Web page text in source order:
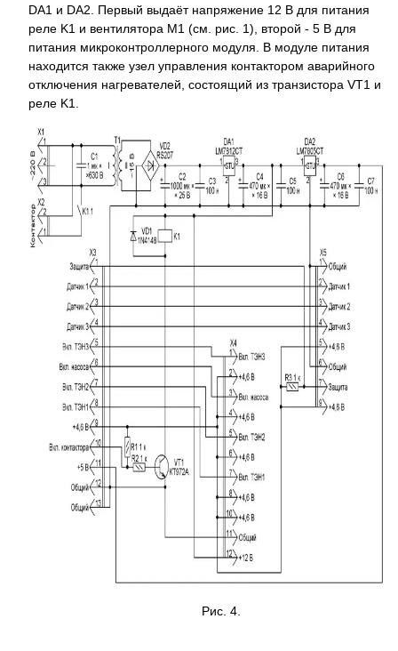
DA1 и DA2. Первый выдаёт напряжение 12 В для питания
реле K1 и вентилятора М1 (см. рис. 1), второй - 5 В для
питания микроконтроллерного модуля. В модуле питания
находится также узел управления контактором аварийного
отключения нагревателей, состоящий из транзистора VT1 и
реле K1.
Рис. 4.